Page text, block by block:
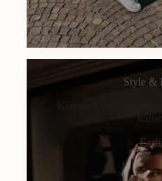
Style &
Klassisch,